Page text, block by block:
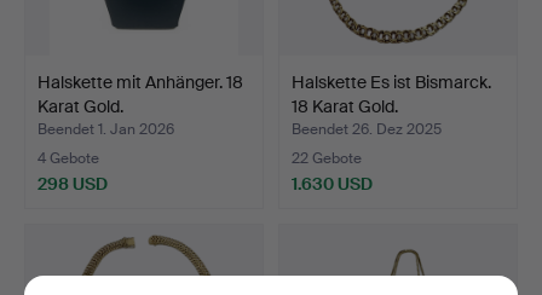
Halskette mit Anhänger. 18
Karat Gold.
Beendet 1. Jan 2026
4 Gebote
298 USD
Halskette Es ist Bismarck.
18 Karat Gold.
Beendet 26. Dez 2025
22 Gebote
1.630 USD